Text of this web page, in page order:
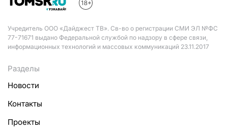
Учредитель ООО «Дайджест ТВ». Св-во о регистрации СМИ ЭЛ №ФС
77-71671 выдано Федеральной службой по надзору в сфере связи,
информационных технологий и массовых коммуникаций 23.11.2017
Разделы
Новости
Контакты
Проекты